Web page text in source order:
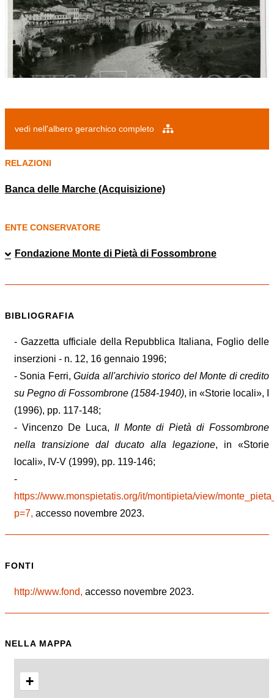
vedi nell'albero gerarchico completo
RELAZIONI
Banca delle Marche (Acquisizione)
ENTE CONSERVATORE
Fondazione Monte di Pietà di Fossombrone
BIBLIOGRAFIA
- Gazzetta ufficiale della Repubblica Italiana, Foglio delle
inserzioni - n. 12, 16 gennaio 1996;
- Sonia Ferri,Guida all'archivio storico del Monte di credito
su Pegno di Fossombrone (1584-1940), in «Storie locali», I
(1996), pp. 117-148;
- Vincenzo De Luca, Il Monte di Pietà di Fossombrone
nella transizione dal ducato alla legazione, in «Storie
locali», IV-V (1999), pp. 119-146;
-
https://www.monspietatis.org/it/montipieta/view/
p=7, accesso novembre 2023.
FONTI
http://www.fond, accesso novembre 2023.
NELLA MAPPA
+